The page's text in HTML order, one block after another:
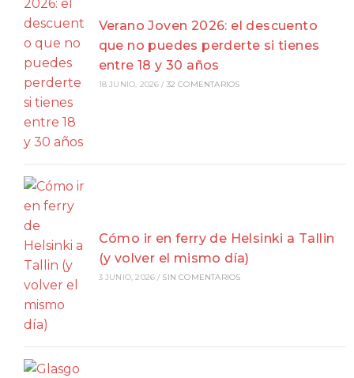
Verano Joven 2026: el descuento
que no puedes perderte si tienes
entre 18 y 30 años
18 JUNIO, 2026 / 32 COMENTARIOS
Cómo ir en ferry de Helsinki a Tallin
(y volver el mismo día)
3 JUNIO, 2026 / SIN COMENTARIOS